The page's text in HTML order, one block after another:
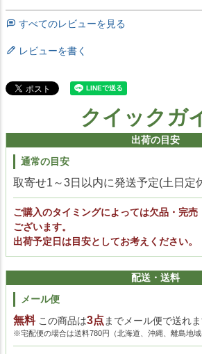
すべてのレビューを見る
レビューを書く
クイックガ
出荷の目安
通常の目安
取寄せ1～3日以内に発送予定(土日定
ご購入のタイミングによっては欠品・完
ございます。
出荷予定日は目安としてお考えください。
配送・送料
メール便
無料この商品は3点までメール便で送れ
※宅配便の場合は送料780円（北海道、沖縄、離島地域